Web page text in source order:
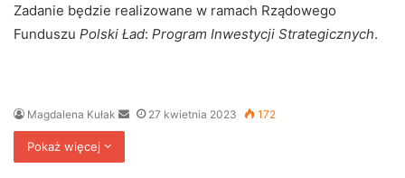
Zadanie będzie realizowane w ramach Rządowego
Funduszu Polski Ład: Program Inwestycji Strategicznych.
Magdalena Kułak
Send27 kwietnia 2023 172
Pokaż więcej